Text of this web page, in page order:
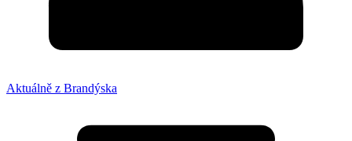
Aktuálně z Brandýska